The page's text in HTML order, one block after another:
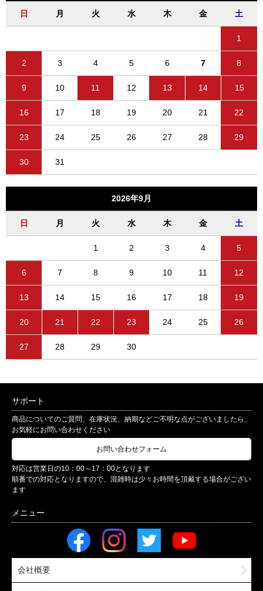
日 月 火 水 木 金 土
1
2 3 4 5 6 7 8
9 10 11 12 13 14 15
16 17 18 19 20 21 22
23 24 25 26 27 28 29
30 31
2026年9月
日 月 火 水 木 金 土
1 2 3 4 5
6 7 8 9 10 11 12
13 14 15 16 17 18 19
20 21 22 23 24 25 26
27 28 29 30
サポート
商品についてのご質問、在庫状況、納期などご不明な点がございましたら、
お気軽にお問い合わせください
お問い合わせフォーム
対応は営業日の10：00～17：00となります
順番での対応となりますので、混雑時は少々お時間を頂戴する場合がござい
ます
会社概要